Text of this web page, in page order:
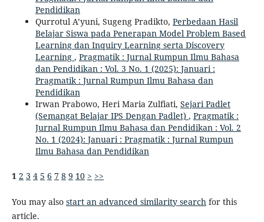
Pendidikan
Qurrotul A’yuni, Sugeng Pradikto, Perbedaan Hasil
Belajar Siswa pada Penerapan Model Problem Based
Learning dan Inquiry Learning serta Discovery
Learning , Pragmatik : Jurnal Rumpun Ilmu Bahasa
dan Pendidikan : Vol. 3 No. 1 (2025): Januari :
Pragmatik : Jurnal Rumpun Ilmu Bahasa dan
Pendidikan
Irwan Prabowo, Heri Maria Zulfiati, Sejari Padlet
(Semangat Belajar IPS Dengan Padlet) , Pragmatik :
Jurnal Rumpun Ilmu Bahasa dan Pendidikan : Vol. 2
No. 1 (2024): Januari : Pragmatik : Jurnal Rumpun
Ilmu Bahasa dan Pendidikan
1 2 3 4 5 6 7 8 9 10 > >>
You may also start an advanced similarity search for this
article.